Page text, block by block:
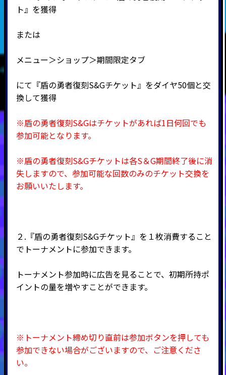
ト』を獲得
または
メニュー＞ショップ＞期間限定タブ
にて『盾の勇者復刻S&Gチケット』をダイヤ50個と交
換して獲得
※盾の勇者復刻S&Gはチケットがあれば1日何回でも
参加可能となります。
※盾の勇者復刻S&Gチケットは各S＆G期間終了後に消
失しますので、参加可能な回数のみのチケット交換を
お願いいたします。
２.『盾の勇者復刻S&Gチケット』を１枚消費すること
でトーナメントに参加できます。
トーナメント参加時に広告を見ることで、初期所持ポ
イントの量を増やすことができます。
※トーナメント締め切り直前は参加ボタンを押しても
参加できない場合がございますので、ご注意くださ
い。